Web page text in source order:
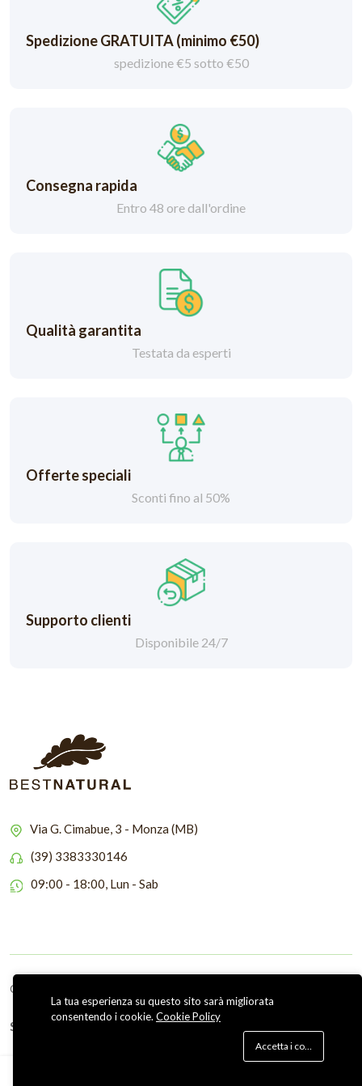
Spedizione GRATUITA (minimo €50)
spedizione €5 sotto €50
Consegna rapida
Entro 48 ore dall'ordine
Qualità garantita
Testata da esperti
Offerte speciali
Sconti fino al 50%
Supporto clienti
Disponibile 24/7
Via G. Cimabue, 3 - Monza (MB)
(39) 3383330146
09:00 - 18:00, Lun - Sab
Copyright © 2026 Bestnatural
Seguici su
La tua esperienza su questo sito sarà migliorata
consentendo i cookie. Cookie Policy
Accetta i cookie